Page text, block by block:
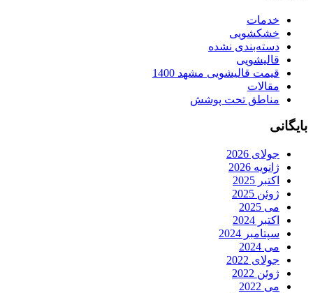
خدمات
خشکشویی
دسته‌بندی نشده
قالیشویی
قیمت قالیشویی مشهد 1400
مقالات
مناطق تحت پوشش
بایگانی
جولای 2026
ژانویه 2026
اکتبر 2025
ژوئن 2025
می 2025
اکتبر 2024
سپتامبر 2024
می 2024
جولای 2022
ژوئن 2022
می 2022